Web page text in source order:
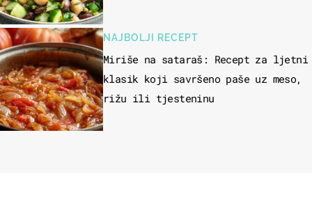
NAJBOLJI RECEPT
Miriše na sataraš: Recept za ljetni
klasik koji savršeno paše uz meso,
rižu ili tjesteninu